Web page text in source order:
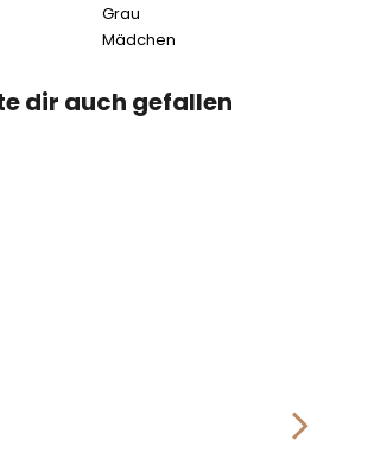
Grau
Mädchen
dir auch gefallen